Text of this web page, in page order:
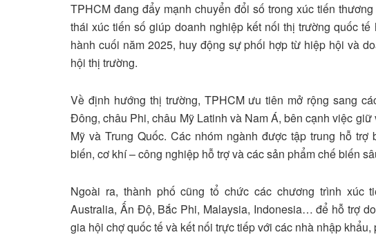
TPHCM đang đẩy mạnh chuyển đổi số trong xúc tiến
thái xúc tiến số giúp doanh nghiệp kết nối thị trường quốc
hành cuối năm 2025, huy động sự phối hợp từ hiệp hội và
hội thị trường.
Về định hướng thị trường, TPHCM ưu tiên mở rộng sang
Đông, châu Phi, châu Mỹ Latinh và Nam Á, bên cạnh việc
Mỹ và Trung Quốc. Các nhóm ngành được tập trung hỗ
biến, cơ khí – công nghiệp hỗ trợ và các sản phẩm chế biến
Ngoài ra, thành phố cũng tổ chức các chương trình xúc
Australia, Ấn Độ, Bắc Phi, Malaysia, Indonesia… để hỗ trợ
gia hội chợ quốc tế và kết nối trực tiếp với các nhà nhập khẩu,